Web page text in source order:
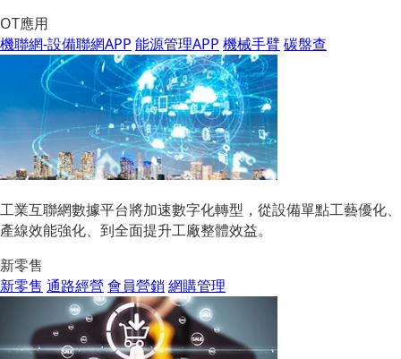
OT應用
機聯網-設備聯網APP 能源管理APP 機械手臂碳盤查
工業互聯網數據平台將加速數字化轉型，從設備單點工藝優化、
產線效能強化、到全面提升工廠整體效益。
新零售
新零售 通路經營會員營銷網購管理